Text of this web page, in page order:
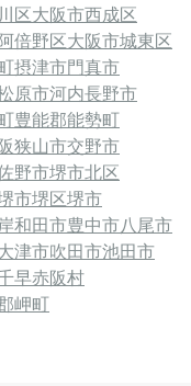
区大阪市西成区
倍野区大阪市城東区
摂津市門真市
原市河内長野市
豊能郡能勢町
狭山市交野市
野市堺市北区
市堺区堺市
岸和田市豊中市八尾市
津市吹田市池田市
早赤阪村
岬町